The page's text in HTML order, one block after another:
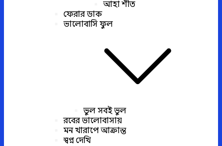
আহা শীত
ফেরার ডাক
ভালোবাসি ফুল
ভুল সবই ভুল
রবের ভালোবাসায়
মন খারাপে আক্রান্ত
স্বপ্ন দেখি